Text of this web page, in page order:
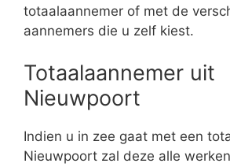
totaalaannemer of met de
aannemers die u zelf kiest.
Totaalaannemer uit
Nieuwpoort
Indien u in zee gaat met een
Nieuwpoort zal deze alle